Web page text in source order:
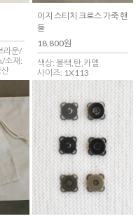
라운/
소재:
이지 스티치 크로스 가죽 핸
들
18,800원
색상: 블랙,탄,카멜
사이즈: 1X113